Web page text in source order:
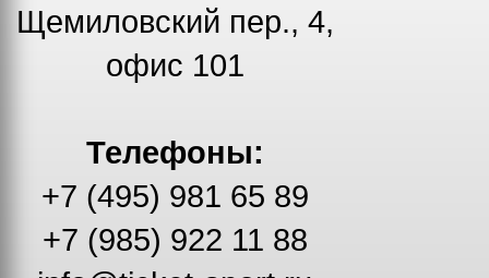
Щемиловский пер., 4,
офис 101
Телефоны:
+7 (495) 981 65 89
+7 (985) 922 11 88